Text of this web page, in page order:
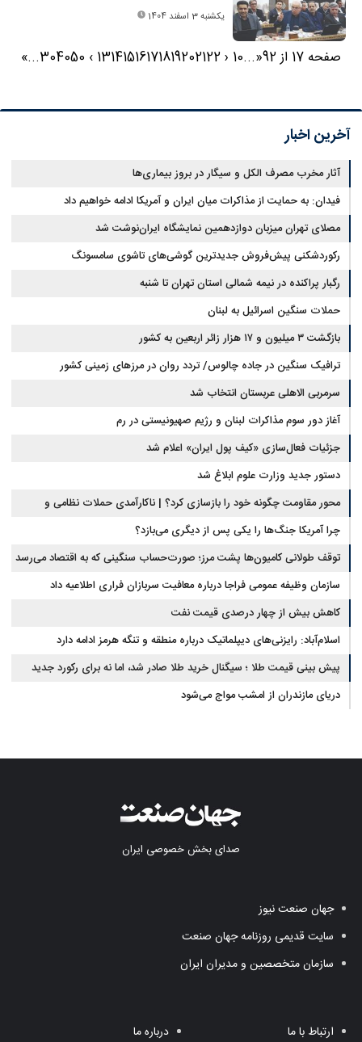
یکشنبه 3 اسفند 1404
صفحه 17 از 92 «
...
10
‹
13141516171819202122
›
304050
...
»
آخرین اخبار
آثار مخرب مصرف الکل و سیگار در بروز بیماری‌ها
فیدان: به حمایت از مذاکرات میان ایران و آمریکا ادامه خواهیم داد
مصلای تهران میزبان دوازدهمین نمایشگاه ایران‌نوشت شد
رکوردشکنی پیش‌فروش جدیدترین گوشی‌های تاشوی سامسونگ
رگبار پراکنده در نیمه شمالی استان تهران تا شنبه
حملات سنگین اسرائیل به لبنان
بازگشت ۳ میلیون و ۱۷ هزار زائر اربعین به کشور
ترافیک سنگین در جاده چالوس/ تردد روان در مرزهای زمینی کشور
سرمربی الاهلی عربستان انتخاب شد
آغاز دور سوم مذاکرات لبنان و رژیم صهیونیستی در رم
جزئیات فعال‌سازی «کیف پول ایران» اعلام شد
دستور جدید وزارت علوم ابلاغ شد
محور مقاومت چگونه خود را بازسازی کرد؟ | ناکارآمدی حملات نظامی و
تحریم‌ها در فروپاشی شبکه منطقه‌ای ایران
چرا آمریکا جنگ‌ها را یکی پس از دیگری می‌بازد؟
توقف طولانی کامیون‌ها پشت مرز؛ صورت‌حساب سنگینی که به اقتصاد می‌رسد
سازمان وظیفه عمومی فراجا درباره معافیت سربازان فراری اطلاعیه داد
کاهش بیش از چهار درصدی قیمت نفت
اسلام‌آباد: رایزنی‌های دیپلماتیک درباره منطقه و تنگه هرمز ادامه دارد
پیش بینی قیمت طلا ؛ سیگنال خرید طلا صادر شد، اما نه برای رکورد جدید
دریای مازندران از امشب مواج می‌شود
صدای بخش خصوصی ایران
جهان صنعت نیوز
سایت قدیمی روزنامه جهان صنعت
سازمان متخصصین و مدیران ایران
ارتباط با ما درباره ما